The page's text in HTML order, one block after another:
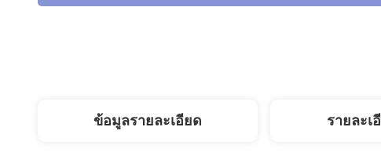
ข้อมูลรายละเอียด รายละเ